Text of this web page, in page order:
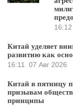
16:12
Китай уделяет
развитию как
16:11
07 Авг 2026
Китай в пятницу
призывам
принципы